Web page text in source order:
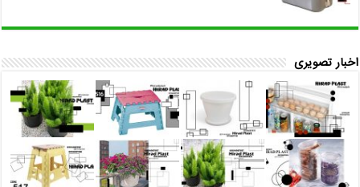
اخبار تصویری